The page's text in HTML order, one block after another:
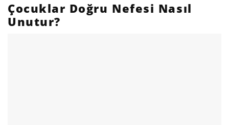
Çocuklar Doğru Nefesi Nasıl
Unutur?